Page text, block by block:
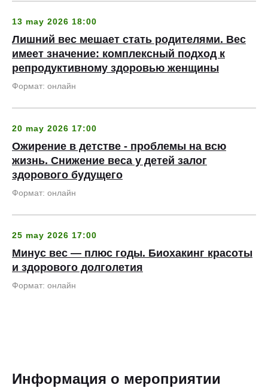
13 may 2026 18:00
Лишний вес мешает стать родителями. Вес
имеет значение: комплексный подход к
репродуктивному здоровью женщины
Формат: онлайн
20 may 2026 17:00
Ожирение в детстве - проблемы на всю
жизнь. Снижение веса у детей залог
здорового будущего
Формат: онлайн
25 may 2026 17:00
Минус вес — плюс годы. Биохакинг красоты
и здорового долголетия
Формат: онлайн
Информация о мероприятии